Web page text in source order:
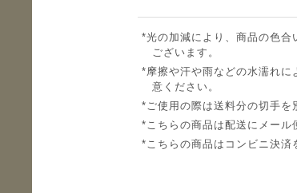
光の加減により、商品の色
ございます。
摩擦や汗や雨などの水濡れ
意ください。
ご使用の際は送料分の切手を
こちらの商品は配送にメール
こちらの商品はコンビニ決済